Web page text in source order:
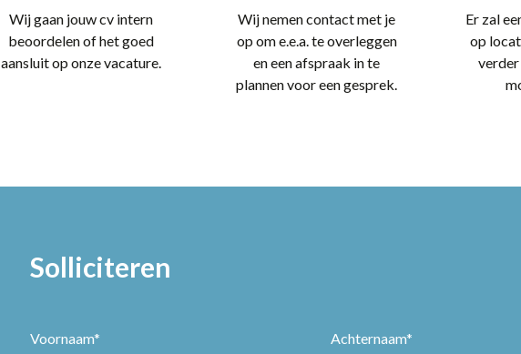
Wij gaan jouw cv intern
beoordelen of het goed
aansluit op onze vacature.
Wij nemen contact met je
op om e.e.a. te overleggen
en een afspraak in te
plannen voor een gesprek.
Er zal
op
Solliciteren
Voornaam* Achternaam*